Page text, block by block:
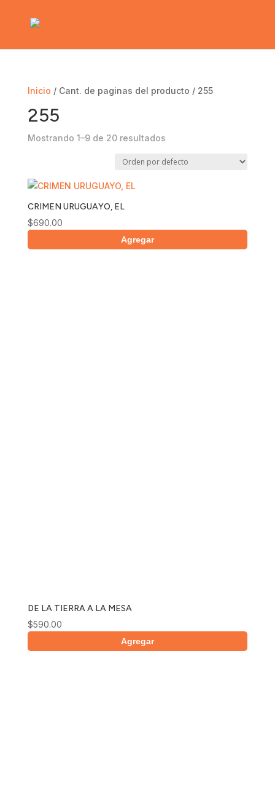
Inicio / Cant. de paginas del producto / 255
255
Mostrando 1–9 de 20 resultados
CRIMEN URUGUAYO, EL
$690.00
Agregar
DE LA TIERRA A LA MESA
$590.00
Agregar